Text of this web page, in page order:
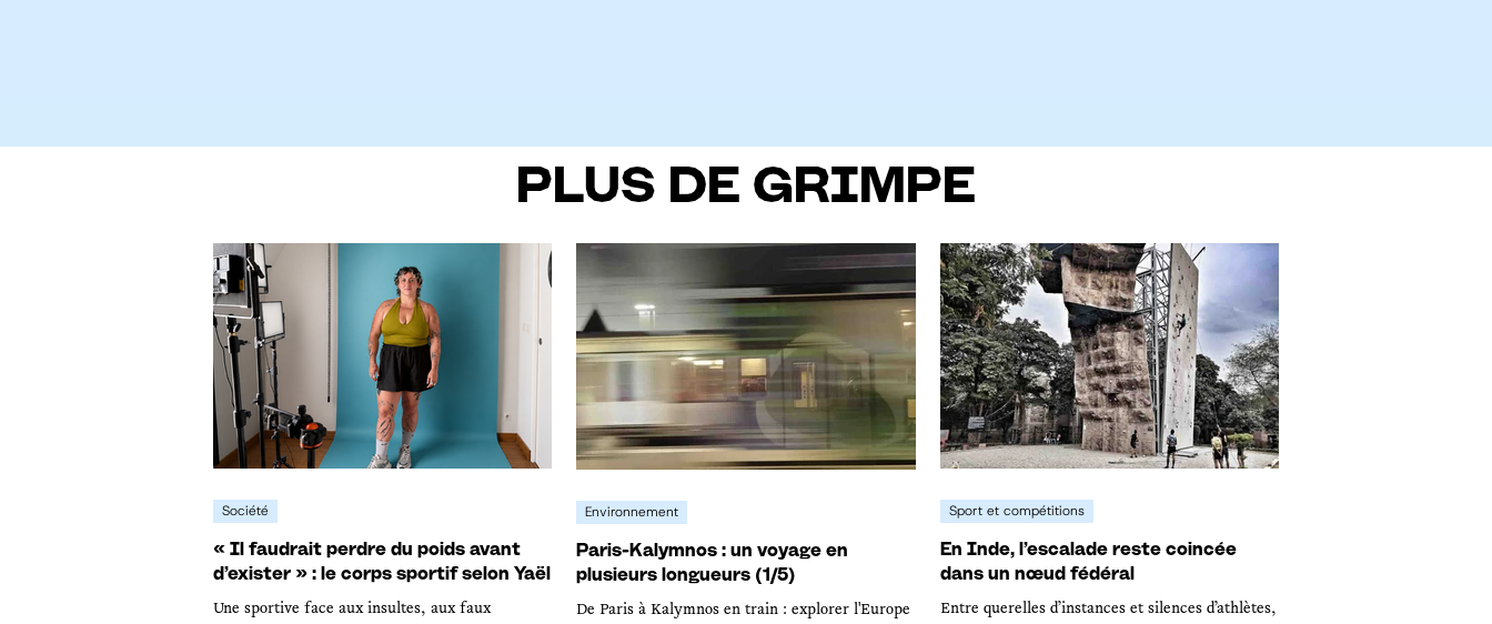
PLUS DE GRIMPE
« Il faudrait perdre du poids avant
d’exister » : le corps sportif selon Yaël
Une sportive face aux insultes, aux faux
Société
Paris-Kalymnos : un voyage en
plusieurs longueurs (1/5)
De Paris à Kalymnos en train : explorer l'Europe
Environnement
En Inde, l’escalade reste coincée
dans un nœud fédéral
Entre querelles d’instances et silences d’athlètes,
Sport et compétitions